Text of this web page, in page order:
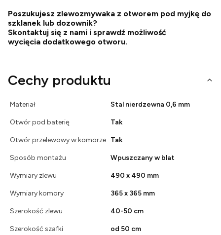
Poszukujesz zlewozmywaka z otworem pod myjkę do
szklanek lub dozownik?
Skontaktuj się z nami i sprawdź możliwość
wycięcia dodatkowego otworu.
Cechy produktu
Materiał Stal nierdzewna 0,6 mm
Otwór pod baterię Tak
Otwór przelewowy w komorze Tak
Sposób montażu Wpuszczany w blat
Wymiary zlewu 490 x 490 mm
Wymiary komory 365 x 365 mm
Szerokość zlewu 40-50 cm
Szerokość szafki od 50 cm